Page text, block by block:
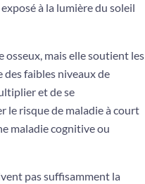
à la lumière du soleil
mais elle soutient les
faibles niveaux de
et de se
le risque de maladie à court
maladie cognitive ou
pas suffisamment la